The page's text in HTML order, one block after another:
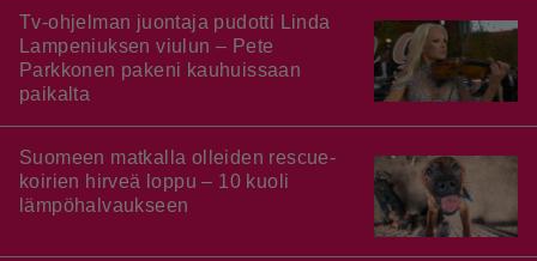
Tv-ohjelman juontaja pudotti Linda
Lampeniuksen viulun – Pete
Parkkonen pakeni kauhuissaan
paikalta
Suomeen matkalla olleiden rescue-
koirien hirveä loppu – 10 kuoli
lämpöhalvaukseen